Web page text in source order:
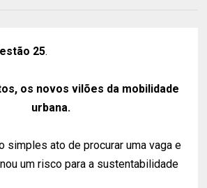
25.
os novos vilões da mobilidade
urbana.
simples ato de procurar uma vaga e
um risco para a sustentabilidade